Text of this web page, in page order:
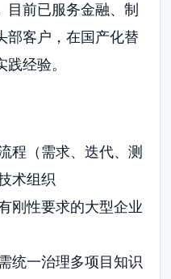
目前已服务金融、制
部客户，在国产化替
经验。
程（需求、迭代、测
术组织
刚性要求的大型企业
统一治理多项目知识